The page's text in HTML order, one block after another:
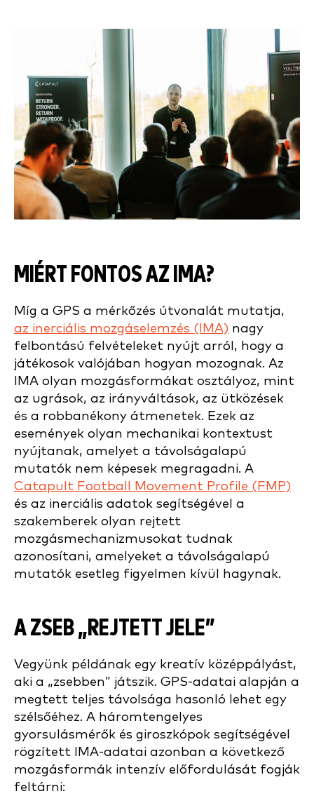
MIÉRT FONTOS AZ IMA?
Míg a GPS a mérkőzés útvonalát mutatja,
az inerciális mozgáselemzés (IMA) nagy
felbontású felvételeket nyújt arról, hogy a
játékosok valójában hogyan mozognak. Az
IMA olyan mozgásformákat osztályoz, mint
az ugrások, az irányváltások, az ütközések
és a robbanékony átmenetek. Ezek az
események olyan mechanikai kontextust
nyújtanak, amelyet a távolságalapú
mutatók nem képesek megragadni. A
Catapult Football Movement Profile (FMP)
és az inerciális adatok segítségével a
szakemberek olyan rejtett
mozgásmechanizmusokat tudnak
azonosítani, amelyeket a távolságalapú
mutatók esetleg figyelmen kívül hagynak.
A ZSEB „REJTETT JELE”
Vegyünk példának egy kreatív középpályást,
aki a „zsebben” játszik. GPS-adatai alapján a
megtett teljes távolsága hasonló lehet egy
szélsőéhez. A háromtengelyes
gyorsulásmérők és giroszkópok segítségével
rögzített IMA-adatai azonban a következő
mozgásformák intenzív előfordulását fogják
feltárni: